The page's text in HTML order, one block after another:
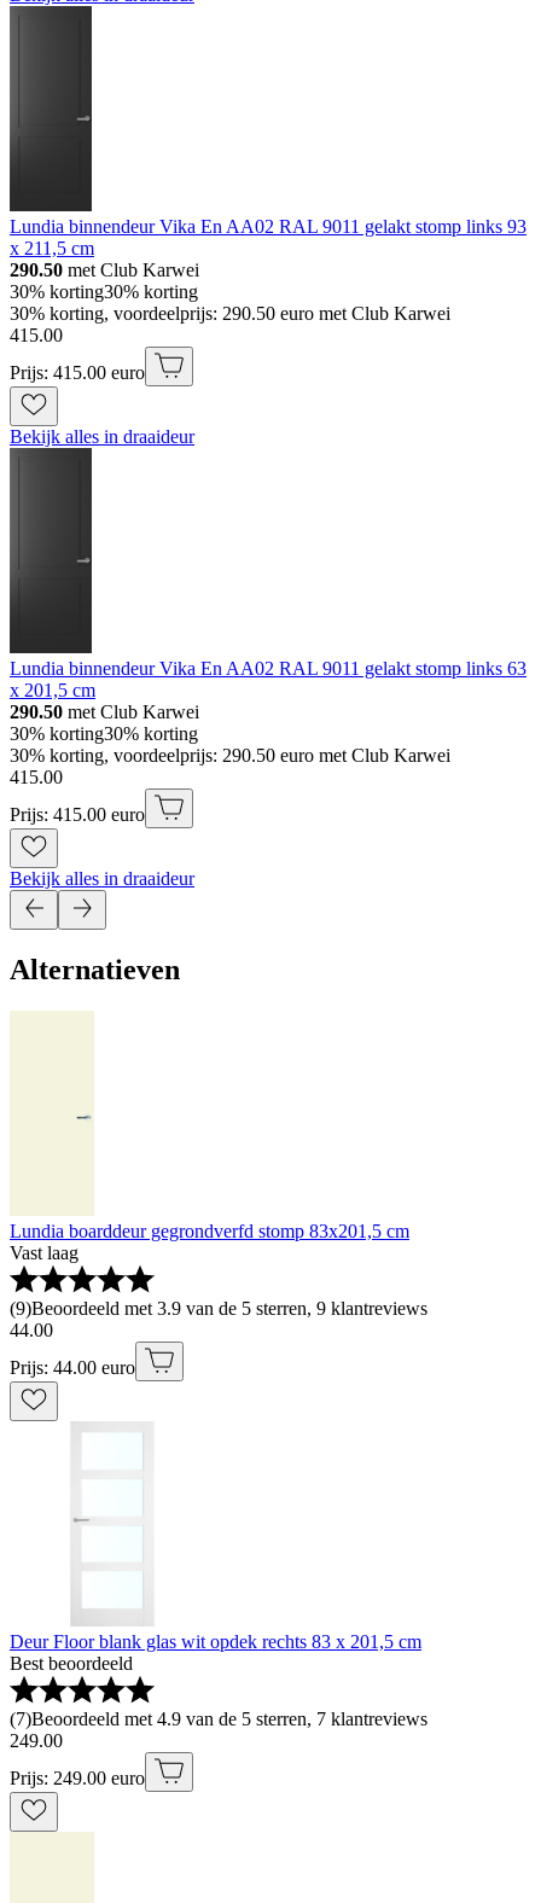
Lundia binnendeur Vika En AA02 RAL 9011 gelakt stomp links 93
x 211,5 cm
290.50 met Club Karwei
30% korting30% korting
30% korting, voordeelprijs: 290.50 euro met Club Karwei
415.00
Prijs: 415.00 euro
Bekijk alles in draaideur
Lundia binnendeur Vika En AA02 RAL 9011 gelakt stomp links 63
x 201,5 cm
290.50 met Club Karwei
30% korting30% korting
30% korting, voordeelprijs: 290.50 euro met Club Karwei
415.00
Prijs: 415.00 euro
Bekijk alles in draaideur
Alternatieven
Lundia boarddeur gegrondverfd stomp 83x201,5 cm
Vast laag
(9)Beoordeeld met 3.9 van de 5 sterren, 9 klantreviews
44.00
Prijs: 44.00 euro
Deur Floor blank glas wit opdek rechts 83 x 201,5 cm
Best beoordeeld
(7)Beoordeeld met 4.9 van de 5 sterren, 7 klantreviews
249.00
Prijs: 249.00 euro